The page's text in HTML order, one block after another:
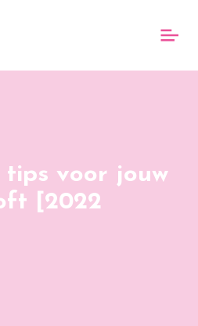
tips voor jouw
[2022